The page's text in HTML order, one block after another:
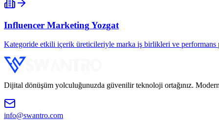
Influencer Marketing Yozgat
Kategoride etkili içerik üreticileriyle marka iş birlikleri ve performans
Dijital dönüşüm yolculuğunuzda güvenilir teknoloji ortağınız.
info@swantro.com